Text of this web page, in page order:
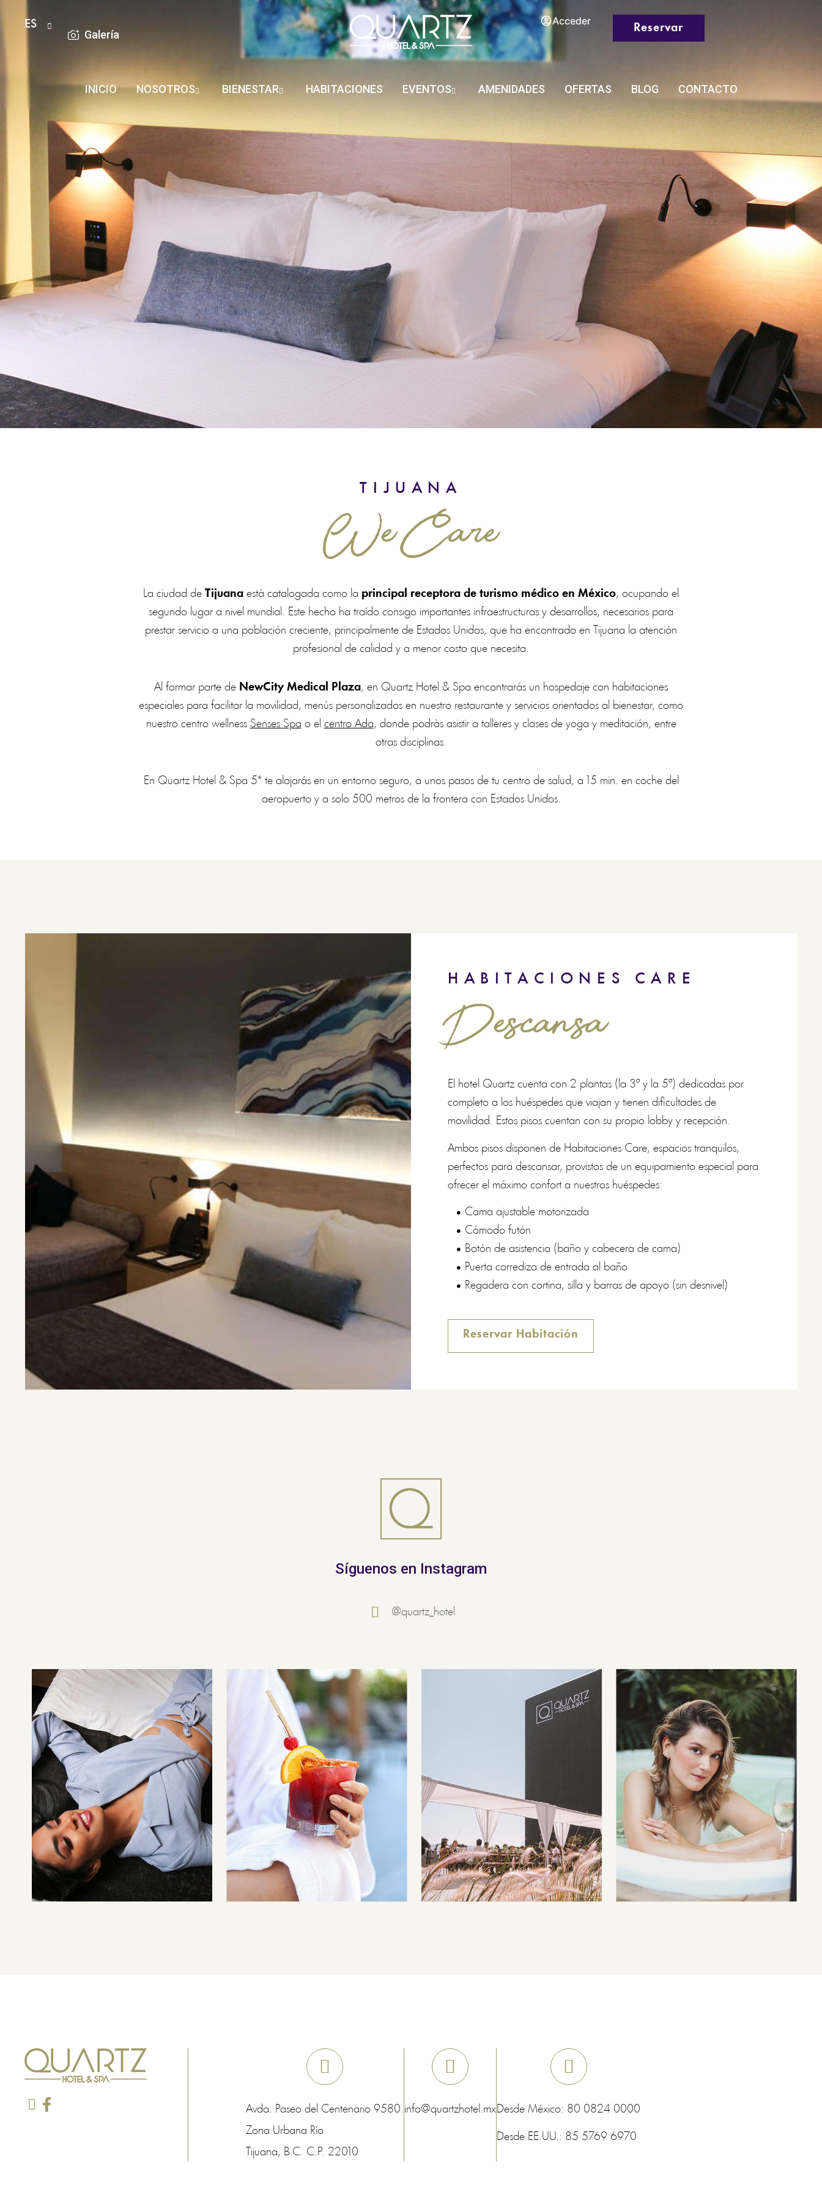
ES
Galería
Acceder
Reservar
INICIO NOSOTROS BIENESTAR HABITACIONES EVENTOS AMENIDADES OFERTAS BLOG CONTACTO
TIJUANA
We Care
La ciudad de Tijuana está catalogada como la principal receptora de turismo médico en México, ocupando el
segundo lugar a nivel mundial. Este hecho ha traído consigo importantes infraestructuras y desarrollos, necesarios para
prestar servicio a una población creciente, principalmente de Estados Unidos, que ha encontrado en Tijuana la atención
profesional de calidad y a menor costo que necesita.
Al formar parte de NewCity Medical Plaza, en Quartz Hotel & Spa encontrarás un hospedaje con habitaciones
especiales para facilitar la movilidad, menús personalizados en nuestro restaurante y servicios orientados al bienestar, como
nuestro centro wellness Senses Spa o el centro Ada, donde podràs asistir a talleres y clases de yoga y meditación, entre
otras disciplinas.
En Quartz Hotel & Spa 5* te alojarás en un entorno seguro, a unos pasos de tu centro de salud, a 15 min. en coche del
aeropuerto y a solo 500 metros de la frontera con Estados Unidos.
HABITACIONES CARE
Descansa
El hotel Quartz cuenta con 2 plantas (la 3ª y la 5ª) dedicadas por
completo a los huéspedes que viajan y tienen dificultades de
movilidad. Estos pisos cuentan con su propio lobby y recepción.
Ambos pisos disponen de Habitaciones Care, espacios tranquilos,
perfectos para descansar, provistos de un equipamiento especial para
ofrecer el máximo confort a nuestros huéspedes:
Cama ajustable motorizada
Cómodo futón
Botón de asistencia (baño y cabecera de cama)
Puerta corrediza de entrada al baño
Regadera con cortina, silla y barras de apoyo (sin desnivel)
Reservar Habitación
Síguenos en Instagram
@quartz_hotel
Avda. Paseo del Centenario 9580.
Zona Urbana Río
Tijuana, B.C. C.P. 22010
info@quartzhotel.mxDesde México: 80 0824 0000
Desde EE.UU.: 85 5769 6970